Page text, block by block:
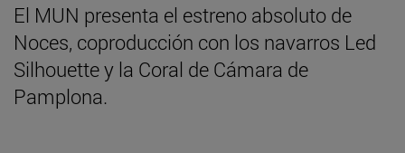
El MUN presenta el estreno absoluto de
Noces, coproducción con los navarros Led
Silhouette y la Coral de Cámara de
Pamplona.